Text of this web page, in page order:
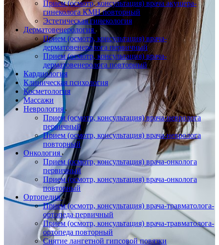
Прием (осмотр, консультация) врача акушера-
гинеколога КМН повторный
Эстетическая гинекология
Дерматовенерология
Прием (осмотр, консультация) врача-
дерматовенеролога первичный
Прием (осмотр, консультация) врача-
дерматовенеролога повторный
Кардиология
Клиническая психология
Косметология
Массажи
Неврология
Прием (осмотр, консультация) врача-невролога
первичный
Прием (осмотр, консультация) врача-невролога
повторный
Онкология
Прием (осмотр, консультация) врача-онколога
первичный
Прием (осмотр, консультация) врача-онколога
повторный
Ортопедия
Прием (осмотр, консультация) врача-травматолога-
ортопеда первичный
Прием (осмотр, консультация) врача-травматолога-
ортопеда повторный
Снятие лангетной гипсовой повязки